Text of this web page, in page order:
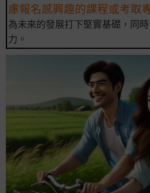
慮報名感興趣的課程或考取
為未來的發展打下堅實基礎，同
力。